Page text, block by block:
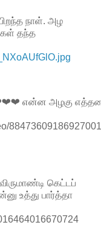
நாள். அழ
தந்த
அழகு எத்தனை
கெட்டப்
உத்து பார்த்தா